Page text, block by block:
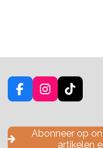
F
a
e
I
n
t
a
T
i
T
o
Abonneer op
artikelen